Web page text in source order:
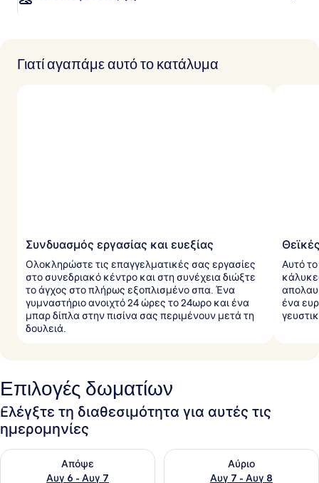
Γιατί αγαπάμε αυτό το κατάλυμα
Συνδυασμός εργασίας και ευεξίας
Ολοκληρώστε τις επαγγελματικές σας εργασίες
στο συνεδριακό κέντρο και στη συνέχεια διώξτε
το άγχος στο πλήρως εξοπλισμένο σπα. Ένα
γυμναστήριο ανοιχτό 24 ώρες το 24ωρο και ένα
μπαρ δίπλα στην πισίνα σας περιμένουν μετά τη
δουλειά.
Αυτό
ένα
Επιλογές δωματίων
Ελέγξτε τη διαθεσιμότητα για αυτές τις
ημερομηνίες
Απόψε
Αυγ 6 - Αυγ 7
Έλεγχος διαθεσιμότητας για απόψε Αυγ 6 - Αυγ 7
Αύριο
Αυγ 7 - Αυγ 8
Έλεγχος διαθεσιμότητας